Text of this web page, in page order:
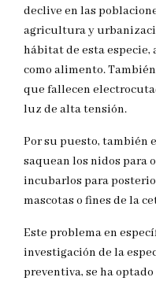
declive en las
agricultura y
hábitat de esta especie,
como alimento.
que fallecen
luz de alta tensión.
Por su puesto, también
saquean los nidos para
incubarlos para
mascotas o fines de la
Este problema en
investigación de la
preventiva, se ha